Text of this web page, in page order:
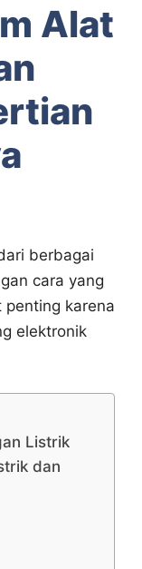
Alat
berbagai
cara yang
karena
elektronik
Listrik
dan